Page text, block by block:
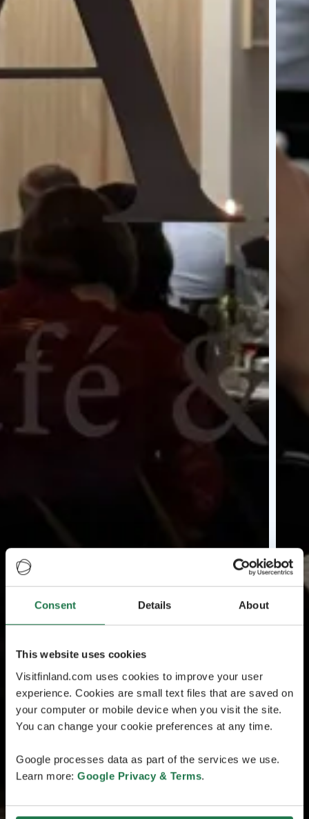
Consent Details About
This website uses cookies
Visitfinland.com uses cookies to improve your user
experience. Cookies are small text files that are saved on
your computer or mobile device when you visit the site.
You can change your cookie preferences at any time.
Google processes data as part of the services we use.
Learn more: Google Privacy & Terms.